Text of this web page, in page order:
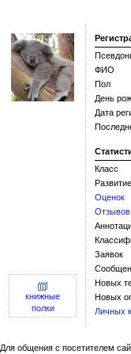
ФИО
Пол
День
Дата
Класс
Оценок
Отзывов
Заявок
Новых
Новых
Личных
книжные
полки
Для общения с посетителем